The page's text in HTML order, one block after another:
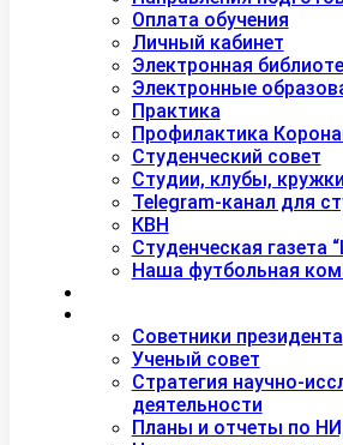
Оплата обучения
Личный кабинет
Электронная
Электронные
Практика
Профилактика
Студенческий совет
Студии, клубы, кружки
Telegram-канал для
КВН
Студенческая газета
Наша футбольная
Советники президента
Ученый совет
Стратегия научно-
деятельности
Планы и отчеты по